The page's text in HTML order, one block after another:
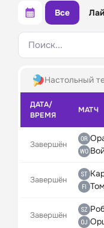
Все
Поиск...
Настольный
ДАТА/
ВРЕМЯ
МАТЧ
Завершён
Завершён
Завершён